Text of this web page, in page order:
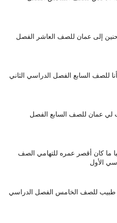
إلى عمان للصف العاشر الفصل
للصف السابع الفصل الدراسي الثاني
عمان للصف السابع الفصل
ما كان أقصر عمره للتهامي الصف
الأول
طبيب للصف الخامس الفصل الدراسي